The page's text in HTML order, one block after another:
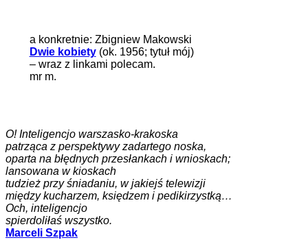
a konkretnie: Zbigniew Makowski
Dwie kobiety(ok. 1956; tytuł mój)
– wraz z linkami polecam.
mr m.
O! Inteligencjo warszasko-krakoska
patrząca z perspektywy zadartego noska,
oparta na błędnych przesłankach i wnioskach;
lansowana w kioskach
tudzież przy śniadaniu, w jakiejś telewizji
między kucharzem, księdzem i pedikirzystką…
Och, inteligencjo
spierdoliłaś wszystko.
Marceli Szpak